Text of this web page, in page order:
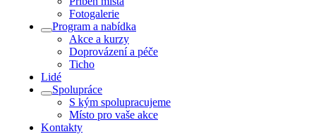
Fotogalerie
Program a nabídka
Akce a kurzy
Doprovázení a péče
Ticho
Lidé
Spolupráce
S kým spolupracujeme
Místo pro vaše akce
Kontakty